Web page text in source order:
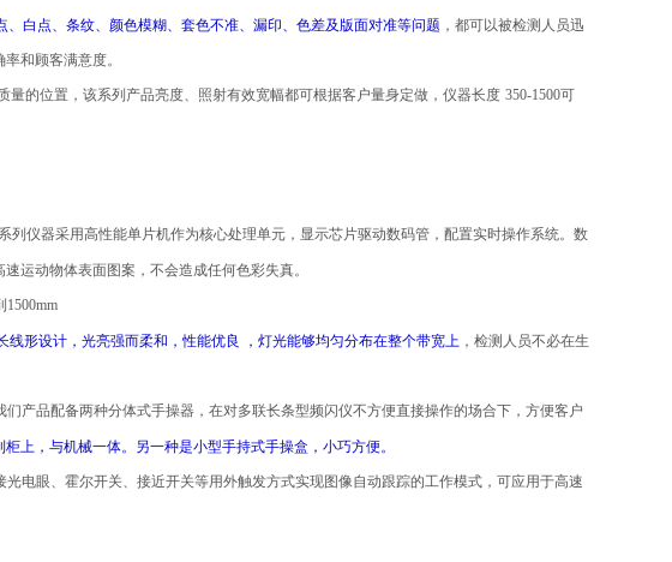
、白点、条纹、颜色模糊、套色不准、漏印、色差及版面对准等问题 ，都可以被检测人员迅
率和顾客满意度。
的位置，该系列产品亮度、照射有效宽幅都可根据客户量身定做，仪器长度 350-1500可
仪器采用高性能单片机作为核心处理单元，显示芯片驱动数码管，配置实时操作系统。数
运动物体表面图案，不会造成任何色彩失真。
线形设计，光亮强而柔和，性能优良 ，灯光能够均匀分布在整个带宽上 ，检测人员不必在生
产品配备两种分体式手操器，在对多联长条型频闪仪不方便直接操作的场合下，方便客户
上，与机械一体。另一种是小型手持式手操盒，小巧方便。
电眼、霍尔开关、接近开关等用外触发方式实现图像自动跟踪的工作模式，可应用于高速